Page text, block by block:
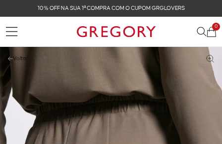
FRETE GRÁTIS NAS COMPRAS ACIMA DE R$ 899
0
Voltar